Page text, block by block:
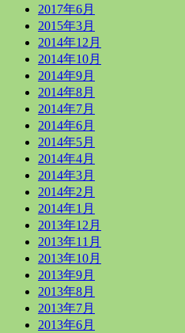
2017年6月
2015年3月
2014年12月
2014年10月
2014年9月
2014年8月
2014年7月
2014年6月
2014年5月
2014年4月
2014年3月
2014年2月
2014年1月
2013年12月
2013年11月
2013年10月
2013年9月
2013年8月
2013年7月
2013年6月